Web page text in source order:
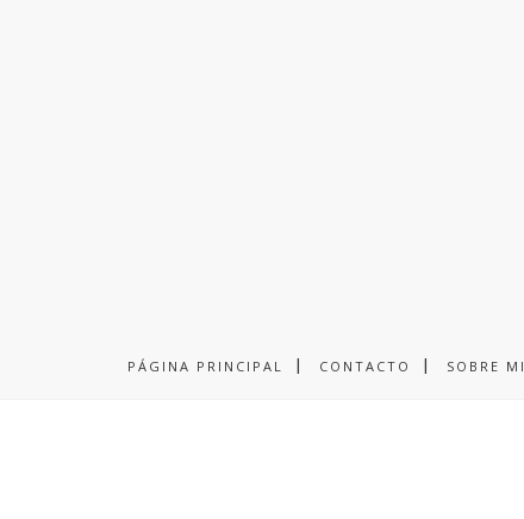
PÁGINA PRINCIPAL CONTACTO SOBRE MI